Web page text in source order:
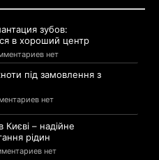
зубов:
в хороший центр
нет
під замовлення з
нет
Києві – надійне
рідин
нет